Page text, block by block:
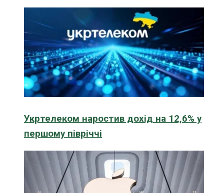
Укртелеком наростив дохід на 12,6% у
першому півріччі